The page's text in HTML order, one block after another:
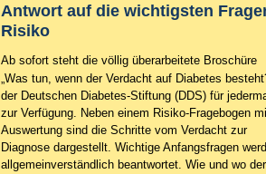
Antwort auf die wichtigsten
Risiko
Ab sofort steht die völlig überarbeitete Broschüre
„Was tun, wenn der Verdacht auf Diabetes
der Deutschen Diabetes-Stiftung (DDS) für
zur Verfügung. Neben einem Risiko-Fragebogen
Auswertung sind die Schritte vom Verdacht zur
Diagnose dargestellt. Wichtige Anfangsfragen
allgemeinverständlich beantwortet. Wie und wo der